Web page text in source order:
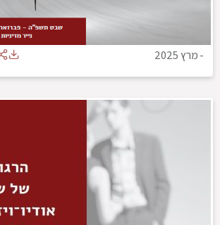
-מרץ 2025